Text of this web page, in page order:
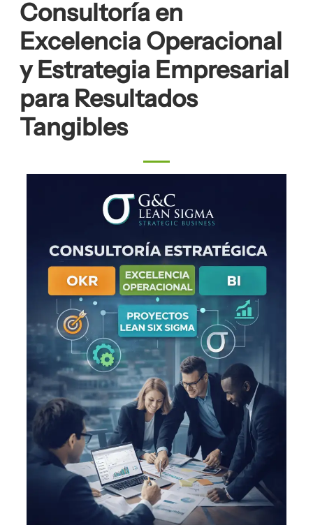
Consultoría en
Excelencia Operacional
y Estrategia Empresarial
para Resultados
Tangibles